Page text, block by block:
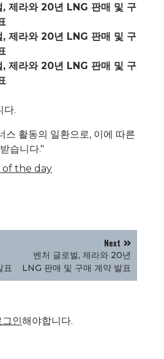
, 제라와 20년 LNG 판매 및 구
, 제라와 20년 LNG 판매 및 구
, 제라와 20년 LNG 판매 및 구
다.
스 활동의 일환으로, 이에 따른
습니다."
of the day
표
Next
벤처 글로벌, 제라와 20년
LNG 판매 및 구매 계약 발표
그인해야합니다.